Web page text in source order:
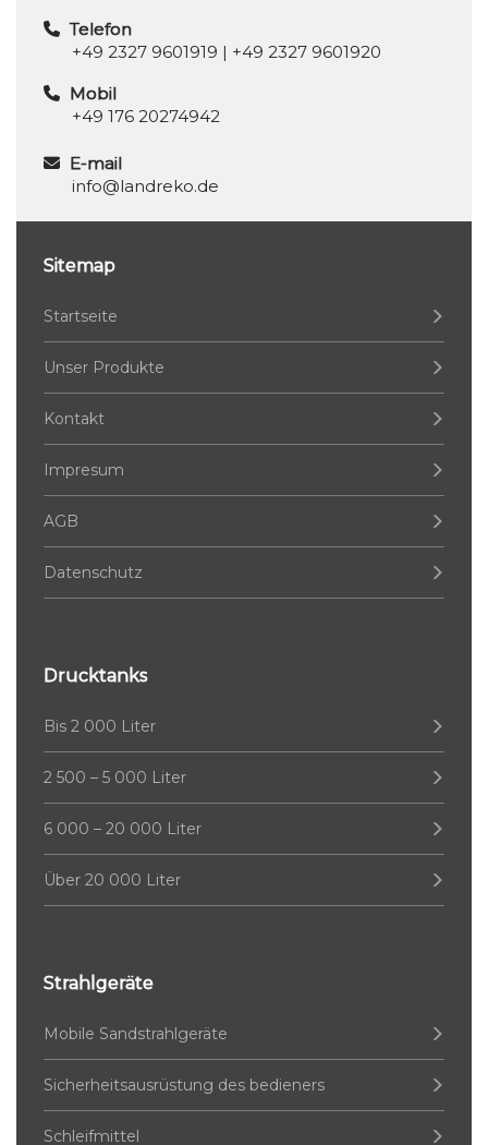
Telefon
+49 2327 9601919 | +49 2327 9601920
Mobil
+49 176 20274942
E-mail
info@landreko.de
Sitemap
Startseite
Unser Produkte
Kontakt
Impresum
AGB
Datenschutz
Drucktanks
Bis 2 000 Liter
2 500 – 5 000 Liter
6 000 – 20 000 Liter
Über 20 000 Liter
Strahlgeräte
Mobile Sandstrahlgeräte
Sicherheitsausrüstung des bedieners
Schleifmittel